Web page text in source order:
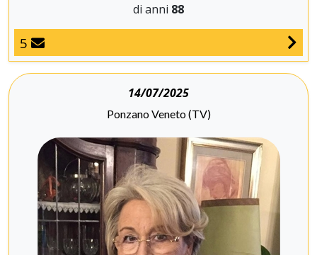
di anni 88
5
14/07/2025
Ponzano Veneto (TV)